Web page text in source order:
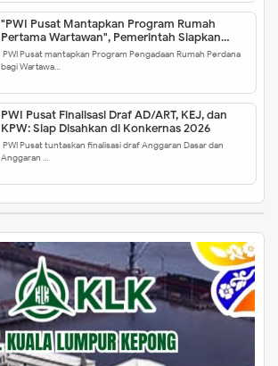
"PWI Pusat Mantapkan Program Rumah
Pertama Wartawan", Pemerintah Siapkan
Skema Ini
PWI Pusat mantapkan Program Pengadaan Rumah Perdana
bagi Wartawa…
PWI Pusat Finalisasi Draf AD/ART, KEJ, dan
KPW: Siap Disahkan di Konkernas 2026
PWI Pusat tuntaskan finalisasi draf Anggaran Dasar dan
Anggaran …